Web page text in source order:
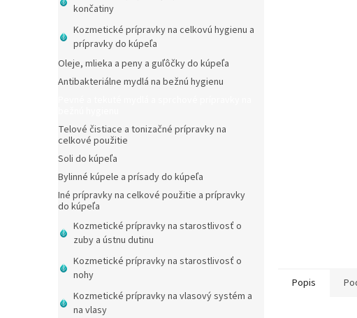
končatiny
Kozmetické prípravky na celkovú hygienu a
prípravky do kúpeľa
Oleje, mlieka a peny a guľôčky do kúpeľa
Antibakteriálne mydlá na bežnú hygienu
Telové čistiace a tonizačné prípravky na
celkové použitie
Soli do kúpeľa
Bylinné kúpele a prísady do kúpeľa
Iné prípravky na celkové použitie a prípravky
do kúpeľa
Kozmetické prípravky na starostlivosť o
zuby a ústnu dutinu
Kozmetické prípravky na starostlivosť o
nohy
Kozmetické prípravky na vlasový systém a
na vlasy
Popis